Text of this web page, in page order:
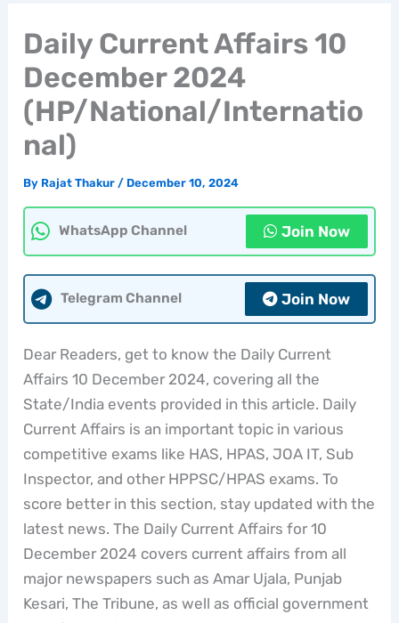
Daily Current Affairs 10
December 2024
(HP/National/Internatio
nal)
By Rajat Thakur / December 10, 2024
WhatsApp Channel Join Now
Telegram Channel Join Now
Dear Readers, get to know the Daily Current
Affairs 10 December 2024, covering all the
State/India events provided in this article. Daily
Current Affairs is an important topic in various
competitive exams like HAS, HPAS, JOA IT, Sub
Inspector, and other HPPSC/HPAS exams. To
score better in this section, stay updated with the
latest news. The Daily Current Affairs for 10
December 2024 covers current affairs from all
major newspapers such as Amar Ujala, Punjab
Kesari, The Tribune, as well as official government